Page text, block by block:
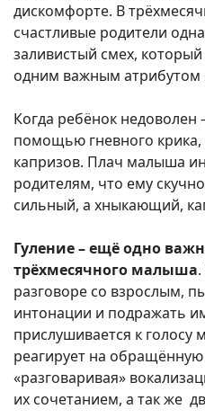
дискомфорте. В
счастливые родители
заливистый смех,
одним важным атрибутом
Когда ребёнок недоволен
помощью гневного крика,
капризов. Плач малыша
родителям, что ему
сильный, а хныкающий,
Гуление – ещё одно
трёхмесячного малыша
разговоре со взрослым,
интонации и подражать
прислушивается к
реагирует на
«разговаривая»
их сочетанием, а так же